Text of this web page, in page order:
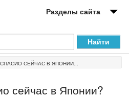
Разделы сайта
СЕЙЧАС В ЯПОНИИ...
сейчас в Японии?